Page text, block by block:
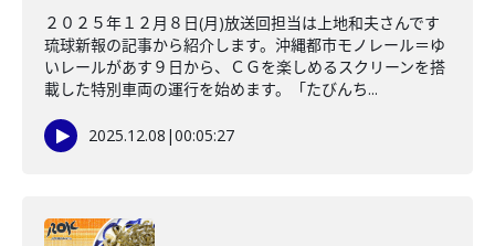
２０２５年１２月８日(月)放送回担当は上地和夫さんです
琉球新報の記事から紹介します。沖縄都市モノレール＝ゆ
いレールがあす９日から、ＣＧを楽しめるスクリーンを搭
載した特別車両の運行を始めます。「たびんち...
2025.12.08 |00:05:27